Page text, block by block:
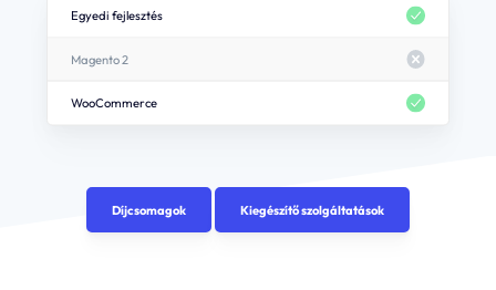
Egyedi fejlesztés
Magento 2
WooCommerce
Díjcsomagok Kiegészítő szolgáltatások